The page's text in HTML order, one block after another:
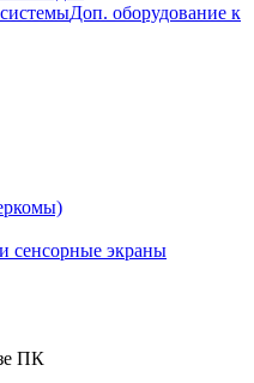
Доп. оборудование к
сенсорные экраны
ПК